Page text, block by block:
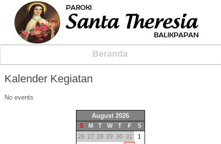
Beranda
Kalender Kegiatan
No events
August 2026
S M T W T F
S
26 27 28 29 30 31
1